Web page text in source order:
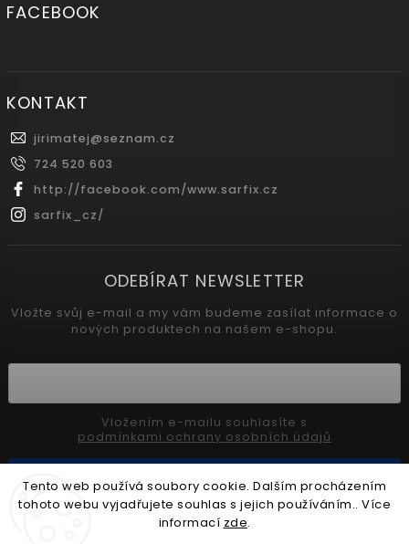
Tento web používá soubory cookie. Dalším procházením
tohoto webu vyjadřujete souhlas s jejich používáním.. Více
informací zde.
FACEBOOK
KONTAKT
jirimatej@seznam.cz
724 520 603
http://facebook.com/www.sarfix.cz
sarfix_cz/
ODEBÍRAT NEWSLETTER
Vložte svůj e-mail a my vám budeme zasílat informace o
nových produktech na našem e-shopu.
podmínkami ochrany osobních údajů